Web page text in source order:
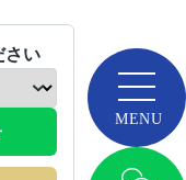
さい